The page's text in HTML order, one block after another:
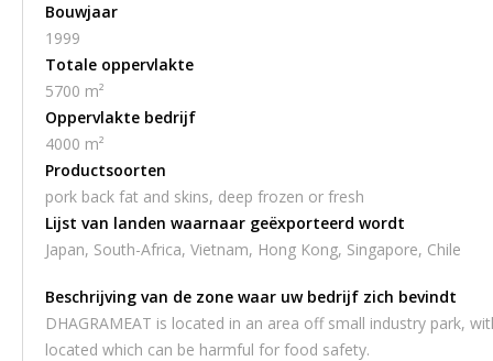
Bouwjaar
1999
Totale oppervlakte
5700 m²
Oppervlakte bedrijf
4000 m²
Productsoorten
pork back fat and skins, deep frozen or fresh
Lijst van landen waarnaar geëxporteerd wordt
Japan, South-Africa, Vietnam, Hong Kong, Singapore, Chile
Beschrijving van de zone waar uw bedrijf zich bevindt
DHAGRAMEAT is located in an area off small industry park,
located which can be harmful for food safety.